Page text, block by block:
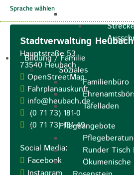
Bildung / Familie
Soziales
Familienbüro
Tafelladen
Pflegeangebote
Runder Tisch
Stadtverwaltung Heubach
Hauptstraße 53
73540 Heubach
OpenStreetMap
Fahrplanauskunft
info@heubach.de
(0 71 73) 181-0
(0 71 73) 181-49
Social Media:
Facebook